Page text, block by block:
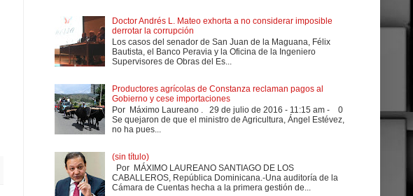
Doctor Andrés L. Mateo exhorta a no considerar imposible
derrotar la corrupción
Los casos del senador de San Juan de la Maguana, Félix
Bautista, el Banco Peravia y la Oficina de la Ingeniero
Supervisores de Obras del Es...
Productores agrícolas de Constanza reclaman pagos al
Gobierno y cese importaciones
Por Máximo Laureano . 29 de julio de 2016 - 11:15 am - 0
Se quejaron de que el ministro de Agricultura, Ángel Estévez,
no ha pues...
(sin título)
Por MÁXIMO LAUREANO SANTIAGO DE LOS
CABALLEROS, República Dominicana.-Una auditoría de la
Cámara de Cuentas hecha a la primera gestión de...